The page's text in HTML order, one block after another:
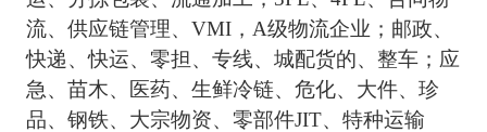
流、供应链管理、VMI，A级物流企业；邮政、
快递、快运、零担、专线、城配货的、整车；应
急、苗木、医药、生鲜冷链、危化、大件、珍
品、钢铁、大宗物资、零部件JIT、特种运输